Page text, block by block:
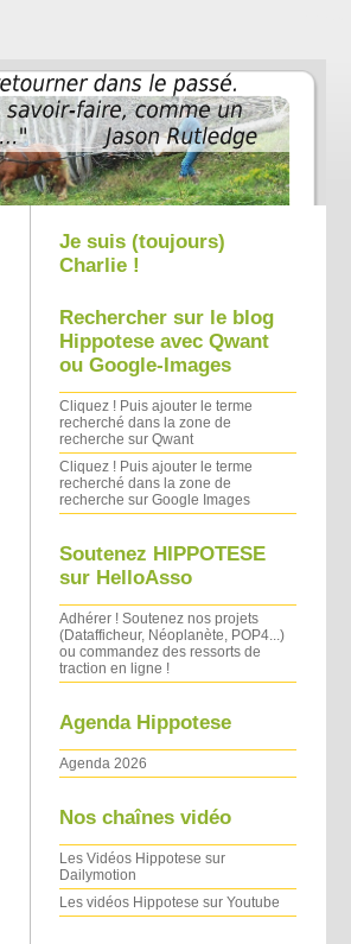
Je suis (toujours)
Charlie !
Rechercher sur le blog
Hippotese avec Qwant
ou Google-Images
Cliquez ! Puis ajouter le terme
recherché dans la zone de
recherche sur Qwant
Cliquez ! Puis ajouter le terme
recherché dans la zone de
recherche sur Google Images
Soutenez HIPPOTESE
sur HelloAsso
Adhérer ! Soutenez nos projets
(Datafficheur, Néoplanète, POP4...)
ou commandez des ressorts de
traction en ligne !
Agenda Hippotese
Agenda 2026
Nos chaînes vidéo
Les Vidéos Hippotese sur
Dailymotion
Les vidéos Hippotese sur Youtube